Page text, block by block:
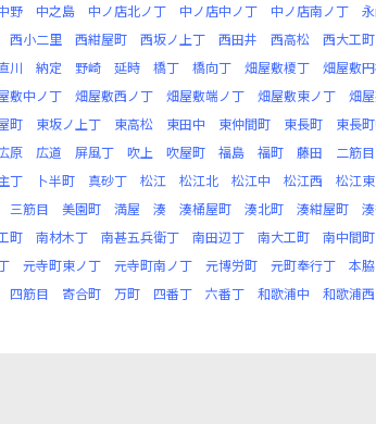
野 中之島 中ノ店北ノ丁 中ノ店中ノ丁 中ノ店南ノ丁
西小二里 西紺屋町 西坂ノ上丁 西田井 西高松 西大工町
川 納定 野崎 延時 橋丁 橋向丁 畑屋敷榎丁 畑屋敷
敷中ノ丁 畑屋敷西ノ丁 畑屋敷端ノ丁 畑屋敷東ノ丁 畑
町 東坂ノ上丁 東高松 東田中 東仲間町 東長町 東長
原 広道 屏風丁 吹上 吹屋町 福島 福町 藤田 二筋目
丁 卜半町 真砂丁 松江 松江北 松江中 松江西 松江東
三筋目 美園町 満屋 湊 湊桶屋町 湊北町 湊紺屋町
町 南材木丁 南甚五兵衛丁 南田辺丁 南大工町 南中間町
元寺町東ノ丁 元寺町南ノ丁 元博労町 元町奉行丁 本脇
四筋目 寄合町 万町 四番丁 六番丁 和歌浦中 和歌浦西